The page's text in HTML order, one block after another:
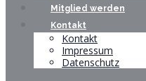
Mitglied werden
Kontakt
Kontakt
Impressum
Datenschutz